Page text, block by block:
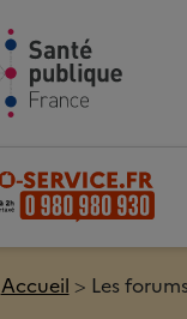
Accueil Les